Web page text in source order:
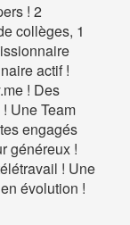
! 2
collèges, 1
actif !
! Des
Une Team
engagés
généreux !
! Une
évolution !